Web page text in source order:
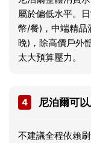
屬於偏低水平。
幣/餐)，中端精
晚)，除高價戶外
太大預算壓力。
4 尼泊爾可
不建議全程依賴